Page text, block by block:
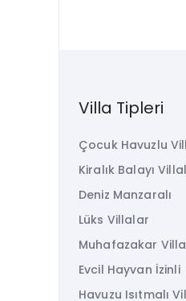
Villa Tipleri
Çocuk Havuzlu
Kiralık Balayı
Deniz Manzaralı
Lüks Villalar
Muhafazakar Villa
Evcil Hayvan İzinli
Havuzu Isıtmalı